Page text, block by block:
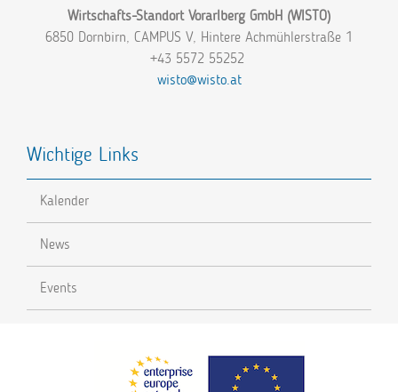
Wirtschafts-Standort Vorarlberg GmbH (WISTO)
6850 Dornbirn, CAMPUS V, Hintere Achmühlerstraße 1
+43 5572 55252
wisto@wisto.at
Wichtige Links
Kalender
News
Events